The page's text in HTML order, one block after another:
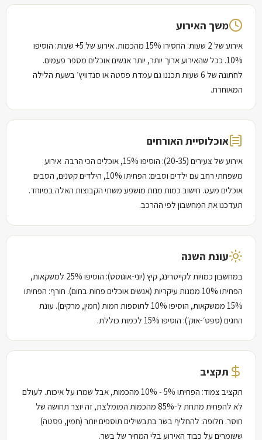
משך האירוע
אירוע של 2 שעות: החסירו 15% מהכמות. אירוע של 5+ שעות: הוסיפו
10%. ככל שהאירוע ארוך יותר, יותר אנשים אוכלים מספר פעמים.
לחתונה של 6 שעות תכננו גם עמדת פסטה או סנדוויץ׳ בשעת הלילה
המאוחרת.
אוכלוסיית האורחים
אירוע של צעירים (20-35): הוסיפו 15%, אוכלים הכי הרבה. אירוע
משפחתי רחב עם ילדים וסבים: הפחיתו 10%, הילדים קטנים, הסבים
אוכלים מעט. חישוב כמות מנות מושפע משתי הקבוצות האלה במיוחד.
תעדכנו את המחשבון לפי ההרכב.
עונת השנה
במחשבון כמויות לקייטרינג, קיץ (יוני-אוגוסט): הוסיפו 25% למשקאות,
הפחיתו 10% ממנות עיקריות (אנשים אוכלים פחות בחום). חורף: הפחיתו
15% ממשקאות, הוסיפו 10% לתוספות חמות (חמין, מרקים). עונת
החגים (ספט׳-אוק׳): הוסיפו 15% לכמות כוללת.
תקציב
תקציב צמוד: הפחיתו10% - 5%מהכמות, אבל שמרו על איכות. לעולם
לא להפחית מתחת ל-85% מהכמות המומלצת, זה יוצר תחושה של
חוסר. חלופה: להחליף בשר בתבשילים תוספים יותר (חמין, פסטה)
ששומרים על כבוד האירוע בלי המחיר של בשר.